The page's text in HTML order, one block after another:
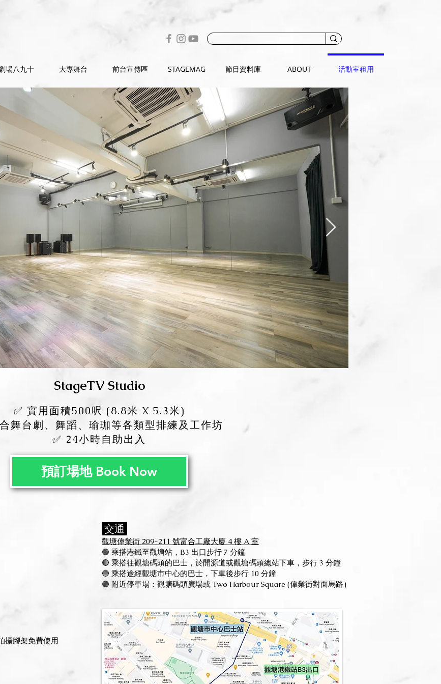
場八九十 大專舞台 前台宣傳區 STAGEMAG 節目資料庫 ABOUT 活動室租用
StageTV Studio
✅ 實用面積500呎 (8.8米 X 5.3米)
舞台劇、舞蹈、瑜珈等各類型排練及工作坊
✅ 24小時自助出 入
預訂場地 Book Now
攝腳架免費使用
交通
觀塘偉業街 209-211 號富合工廠大廈 4 樓 A 室
🟢 乘搭港鐵至觀塘站，B3 出口步行 7 分鐘
🔴 乘搭往觀塘碼頭的巴士，於開源道或觀塘碼頭總站下車，步行 3 分鐘
🔵 乘搭途經觀塘市中心的巴士，下車後步行 10 分鐘
🟣 附近停車場：觀塘碼頭廣場或 Two Harbour Square (偉業街對面馬路)